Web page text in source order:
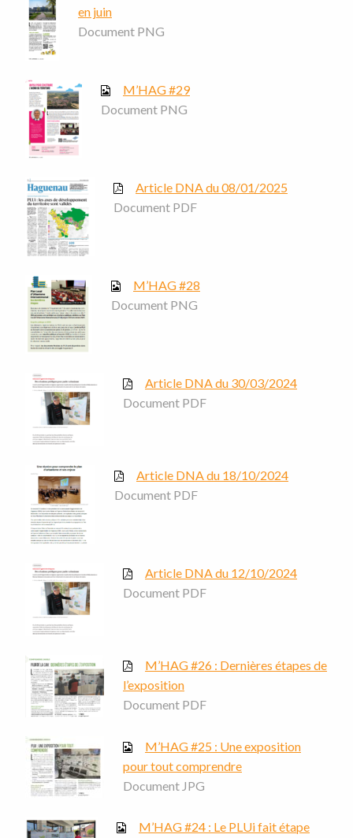
en juin
Document PNG
M’HAG #29
Document PNG
Article DNA du 08/01/2025
Document PDF
M’HAG #28
Document PNG
Article DNA du 30/03/2024
Document PDF
Article DNA du 18/10/2024
Document PDF
Article DNA du 12/10/2024
Document PDF
M’HAG #26 : Dernières étapes de
l’exposition
Document PDF
M’HAG #25 : Une exposition
pour tout comprendre
Document JPG
M’HAG #24 : Le PLUi fait étape